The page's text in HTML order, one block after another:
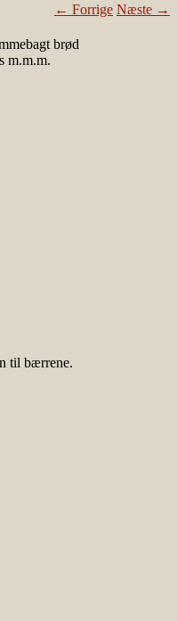
← Forrige Næste →
brød
m.m.m.
til bærrene.